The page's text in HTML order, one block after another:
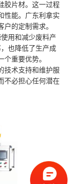
胶片材。这一过程
性能。广东利拿实
的定制需求。
用和减少废料产
也降低了生产成
重要优势。
技术支持和维护服
不必担心任何潜在